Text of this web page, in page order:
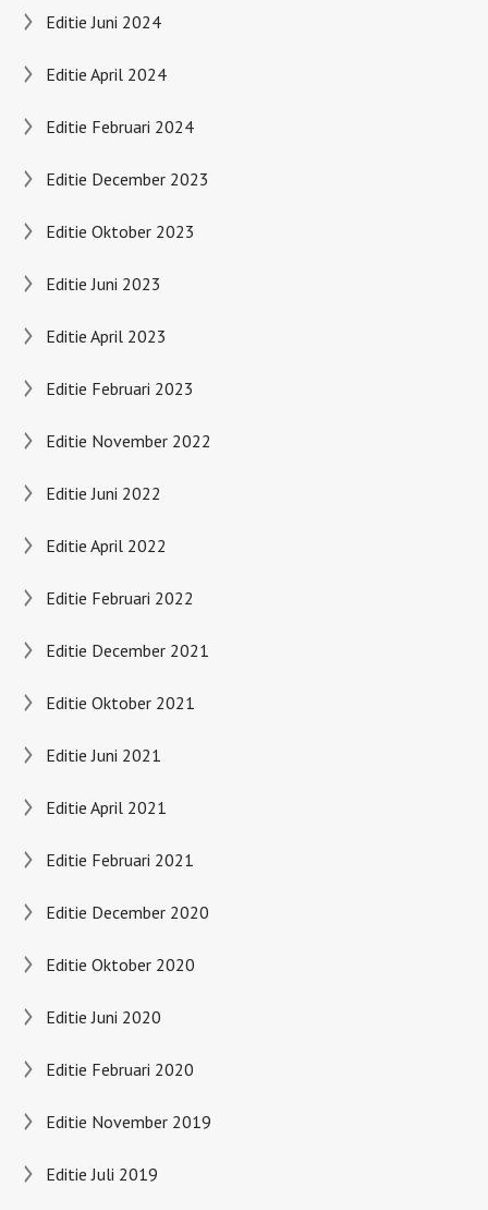
Editie Juni 2024
Editie April 2024
Editie Februari 2024
Editie December 2023
Editie Oktober 2023
Editie Juni 2023
Editie April 2023
Editie Februari 2023
Editie November 2022
Editie Juni 2022
Editie April 2022
Editie Februari 2022
Editie December 2021
Editie Oktober 2021
Editie Juni 2021
Editie April 2021
Editie Februari 2021
Editie December 2020
Editie Oktober 2020
Editie Juni 2020
Editie Februari 2020
Editie November 2019
Editie Juli 2019